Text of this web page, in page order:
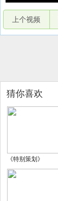
上个视频
猜你喜欢
《特别策划》